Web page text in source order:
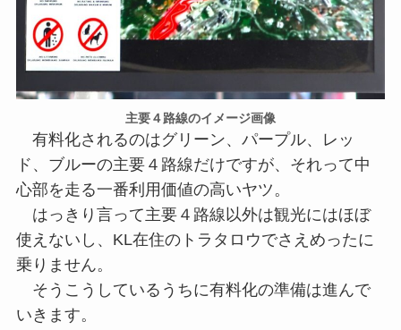
主要４路線のイメージ画像
有料化されるのはグリーン、パープル、レッ
ド、ブルーの主要４路線だけですが、それって中
心部を走る一番利用価値の高いヤツ。
はっきり言って主要４路線以外は観光にはほぼ
使えないし、KL在住のトラタロウでさえめったに
乗りません。
そうこうしているうちに有料化の準備は進んで
いきます。